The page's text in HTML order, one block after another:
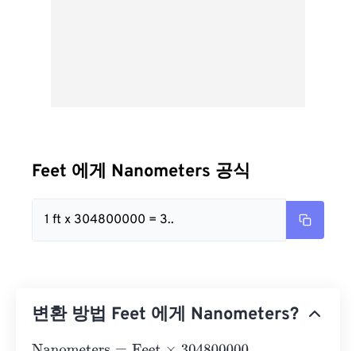
Feet 에게 Nanometers 공식
1 ft x 304800000 = 3..
변환 방법 Feet 에게 Nanometers?